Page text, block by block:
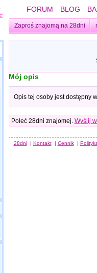
FORUM BLOG
Zaproś znajomą na 28dni
Mój opis
Opis tej osoby jest dostępny
Poleć 28dni znajomej. Wyślij
28dni | Kontakt | Cennik |